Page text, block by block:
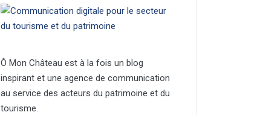
Ô Mon Château est à la fois un blog
inspirant et une agence de communication
au service des acteurs du patrimoine et du
tourisme.